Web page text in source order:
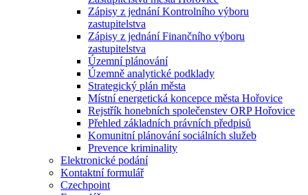
Zápisy z jednání Kontrolního výboru
zastupitelstva
Zápisy z jednání Finančního výboru
zastupitelstva
Územní plánování
Územně analytické podklady
Strategický plán města
Místní energetická koncepce města Hořovice
Rejstřík honebních společenstev ORP Hořovice
Přehled základních právních předpisů
Komunitní plánování sociálních služeb
Prevence kriminality
Elektronické podání
Kontaktní formulář
Czechpoint